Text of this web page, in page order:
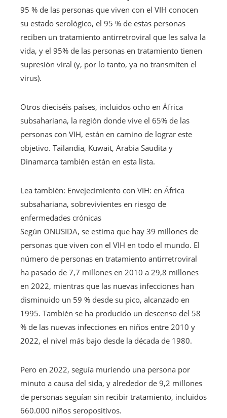
95 % de las personas que viven con el VIH conocen
su estado serológico, el 95 % de estas personas
reciben un tratamiento antirretroviral que les salva la
vida, y el 95% de las personas en tratamiento tienen
supresión viral (y, por lo tanto, ya no transmiten el
virus).
Otros dieciséis países, incluidos ocho en África
subsahariana, la región donde vive el 65% de las
personas con VIH, están en camino de lograr este
objetivo. Tailandia, Kuwait, Arabia Saudita y
Dinamarca también están en esta lista.
Lea también: Envejecimiento con VIH: en África
subsahariana, sobrevivientes en riesgo de
enfermedades crónicas
Según ONUSIDA, se estima que hay 39 millones de
personas que viven con el VIH en todo el mundo. El
número de personas en tratamiento antirretroviral
ha pasado de 7,7 millones en 2010 a 29,8 millones
en 2022, mientras que las nuevas infecciones han
disminuido un 59 % desde su pico, alcanzado en
1995. También se ha producido un descenso del 58
% de las nuevas infecciones en niños entre 2010 y
2022, el nivel más bajo desde la década de 1980.
Pero en 2022, seguía muriendo una persona por
minuto a causa del sida, y alrededor de 9,2 millones
de personas seguían sin recibir tratamiento, incluidos
660.000 niños seropositivos.